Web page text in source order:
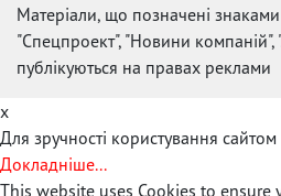
Матеріали, що позначені знаками
"Спецпроект", "Новини компаній",
публікуються на правах реклами
x
Для зручності користування
Докладніше...
This website uses Cookies to